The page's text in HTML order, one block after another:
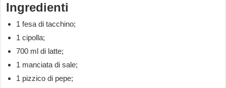
Ingredienti
1 fesa di tacchino;
1 cipolla;
700 ml di latte;
1 manciata di sale;
1 pizzico di pepe;